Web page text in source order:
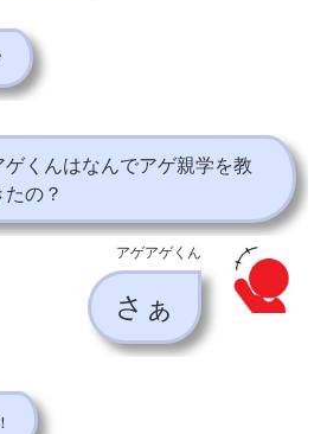
ゲくんはなんでアゲ親学を教
たの？
アゲアゲくん
さぁ